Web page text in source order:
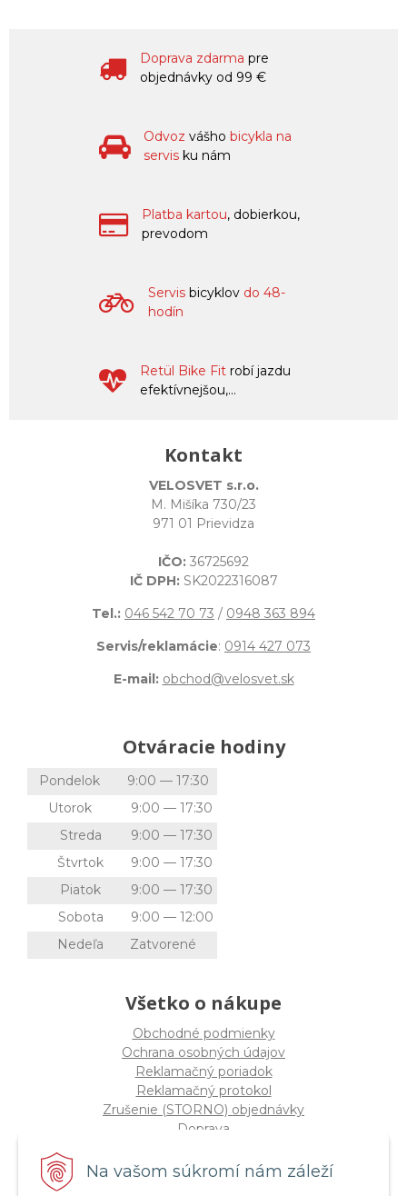
Na vašom súkromí nám záleží
Doprava zdarma pre
objednávky od 99 €
Odvoz vášho bicykla na
servis ku nám
Platba kartou, dobierkou,
prevodom
Servis bicyklov do 48-
hodín
Retül Bike Fit robí jazdu
efektívnejšou,...
Kontakt
VELOSVET s.r.o.
M. Mišíka 730/23
971 01 Prievidza
IČO: 36725692
IČ DPH: SK2022316087
Tel.: 046 542 70 73 / 0948 363 894
Servis/reklamácie: 0914 427 073
E-mail: obchod@velosvet.sk
Otváracie hodiny
Pondelok
9:00 — 17:30
Utorok
9:00 — 17:30
Streda
9:00 — 17:30
Štvrtok
9:00 — 17:30
Piatok
9:00 — 17:30
Sobota
9:00 — 12:00
Nedeľa
Zatvorené
Všetko o nákupe
Obchodné podmienky
Ochrana osobných údajov
Reklamačný poriadok
Reklamačný protokol
Zrušenie (STORNO) objednávky
Doprava
Štatút súťaže "Vianoce 2025"